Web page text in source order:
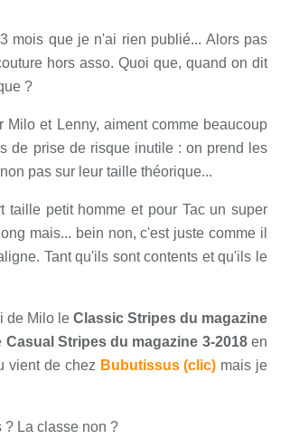
mois que je n'ai rien publié... Alors pas
hors asso. Quoi que, quand on dit
?
Milo et Lenny, aiment comme beaucoup
de prise de risque inutile : on prend les
pas sur leur taille théorique...
petit homme et pour Tac un super
mais... bein non, c'est juste comme il
Tant qu'ils sont contents et qu'ils le
de Milo le Classic Stripes du magazine
Casual Stripes du magazine 3-2018en
vient de chez Bubutissus (clic) mais je
? La classe non ?